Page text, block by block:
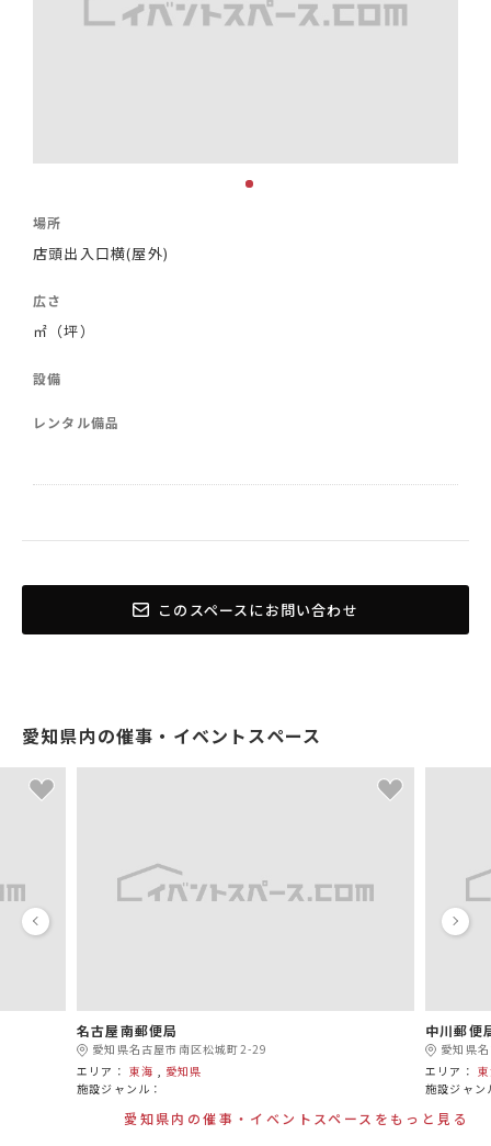
場所
店頭出入口横(屋外)
広さ
㎡（坪）
設備
レンタル備品
このスペースにお問い合わせ
愛知県内の催事・イベントスペース
名古屋南郵便局
愛知県名古屋市南区松城町2-29
エリア： 東海 , 愛知県
施設ジャンル：
中川郵便
愛知県
エリア：
施設ジャン
愛知県内の催事・イベントスペースをもっと見る